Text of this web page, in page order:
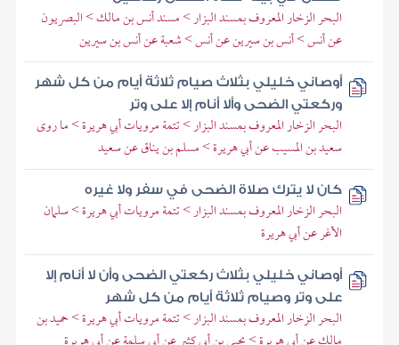
البحر الزخار المعروف بمسند البزار > مسند أنس بن مالك > البصريون
عن أنس > أنس بن سيرين عن أنس > شعبة عن أنس بن سيرين
أوصاني خليلي بثلاث صيام ثلاثة أيام من كل شهر
وركعتي الضحى وألا أنام إلا على وتر
البحر الزخار المعروف بمسند البزار > تتمة مرويات أبي هريرة > ما روى
سعيد بن المسيب عن أبي هريرة > مسلم بن يناق عن سعيد
كان لا يترك صلاة الضحى في سفر ولا غيره
البحر الزخار المعروف بمسند البزار > تتمة مرويات أبي هريرة > سلمان
الأغر عن أبي هريرة
أوصاني خليلي بثلاث ركعتي الضحى وأن لا أنام إلا
على وتر وصيام ثلاثة أيام من كل شهر
البحر الزخار المعروف بمسند البزار > تتمة مرويات أبي هريرة > حميد بن